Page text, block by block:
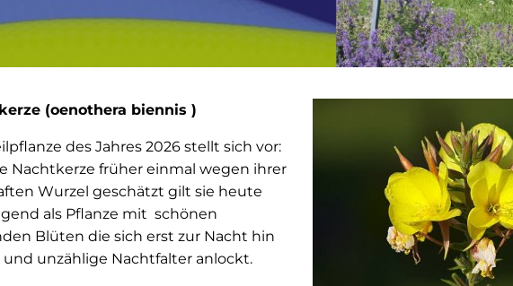
(oenothera biennis )
des Jahres 2026 stellt sich vor:
Nachtkerze früher einmal wegen ihrer
Wurzel geschätzt gilt sie heute
als Pflanze mit schönen
Blüten die sich erst zur Nacht hin
unzählige Nachtfalter anlockt.